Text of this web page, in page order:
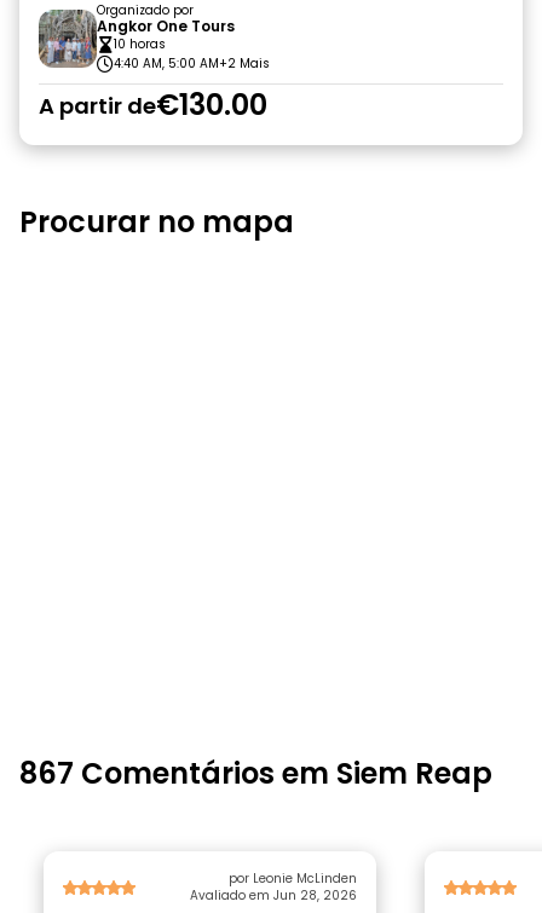
Organizado por
Angkor One Tours
10 horas
4:40 AM, 5:00 AM+2 Mais
A partir de€130.00
Procurar no mapa
867 Comentários em Siem Reap
por Leonie McLinden
Avaliado em Jun 28, 2026